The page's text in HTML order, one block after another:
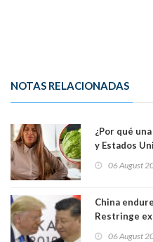
NOTAS RELACIONADAS
¿Por qué
y Estados
06 August
China
Restringe
06 August